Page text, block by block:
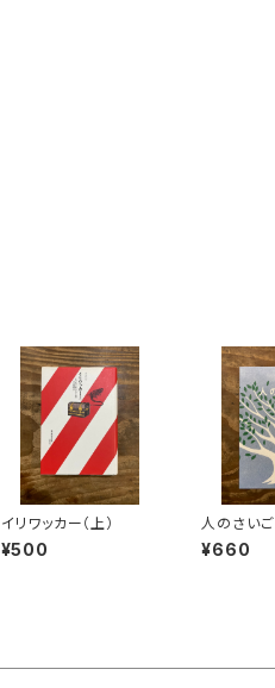
イリワッカー（上）
¥500
人のさいご
¥660